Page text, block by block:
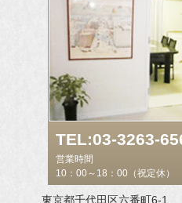
TEL:03-3263-
営業時間
10：00～18：00（祝定休）
東京都千代田区六番町6-1